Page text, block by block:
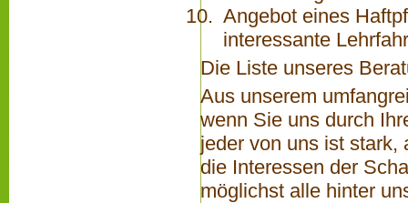
Angebot eines
interessante
Die Liste unseres
Aus unserem
wenn Sie uns durch
jeder von uns ist stark,
die Interessen der
möglichst alle hinter